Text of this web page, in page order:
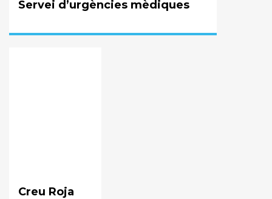
Servei d’urgències mèdiques
Creu Roja